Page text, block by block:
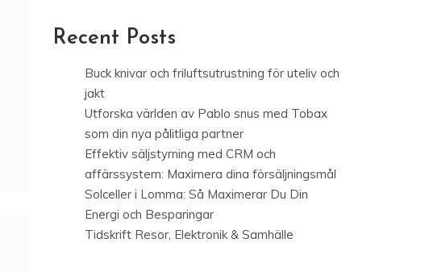
Recent Posts
Buck knivar och friluftsutrustning för uteliv och
jakt
Utforska världen av Pablo snus med Tobax
som din nya pålitliga partner
Effektiv säljstyrning med CRM och
affärssystem: Maximera dina försäljningsmål
Solceller i Lomma: Så Maximerar Du Din
Energi och Besparingar
Tidskrift Resor, Elektronik & Samhälle